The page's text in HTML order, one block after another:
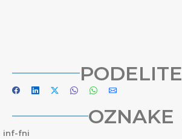
PODELITE
OZNAKE
inf-fni